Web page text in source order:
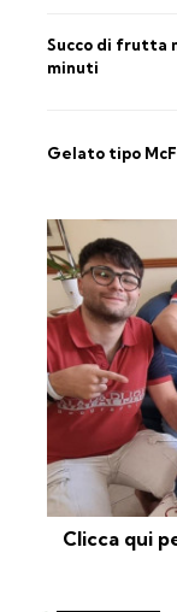
Succo di frutta
minuti
Gelato tipo
Clicca qui